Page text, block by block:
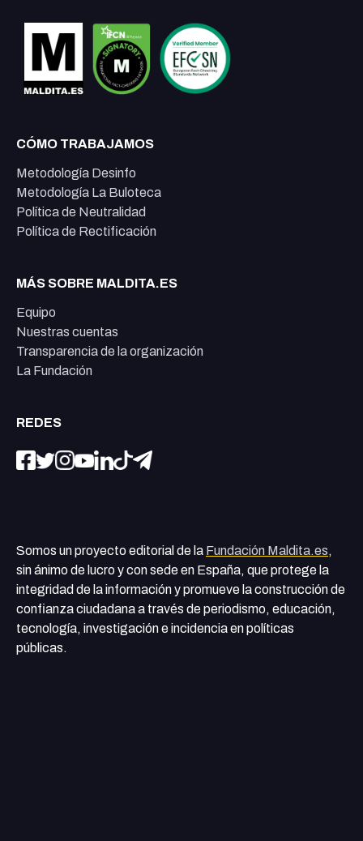
CÓMO TRABAJAMOS
Metodología Desinfo
Metodología La Buloteca
Política de Neutralidad
Política de Rectificación
MÁS SOBRE MALDITA.ES
Equipo
Nuestras cuentas
Transparencia de la organización
La Fundación
REDES
Somos un proyecto editorial de la Fundación Maldita.es,
sin ánimo de lucro y con sede en España, que protege la
integridad de la información y promueve la construcción de
confianza ciudadana a través de periodismo, educación,
tecnología, investigación e incidencia en políticas
públicas.